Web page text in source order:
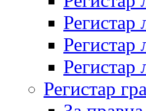
Регистар
Регистар
Регистар
Регистар